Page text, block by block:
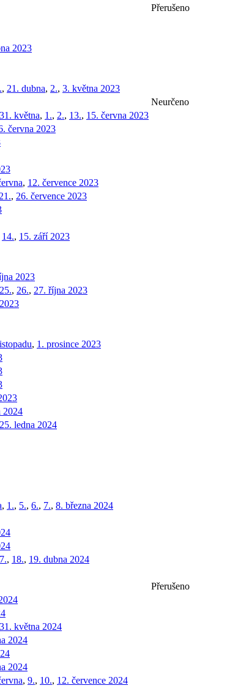
Přerušeno
2023
, 21. dubna, 2., 3. května 2023
Neurčeno
31. května, 1., 2., 13., 15. června 2023
června 2023
, 12. července 2023
21., 26. července 2023
14., 15. září 2023
2023
25., 26., 27. října 2023
, 1. prosince 2023
2024
25. ledna 2024
, 1., 5., 6., 7., 8. března 2024
, 18., 19. dubna 2024
Přerušeno
31. května 2024
2024
2024
, 9., 10., 12. července 2024